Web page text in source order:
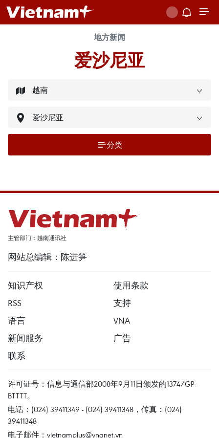
地方新闻
爱沙尼亚
分类
主管部门：越南通讯社
网站总编辑：陈进笋
知识产权
使用条款
RSS
支持
语言
VNA
新闻服务
广告
联系
许可证号：信息与通信部2008年9月11日颁发的1374/GP-
BTTTT。
电话：(024) 39411349 - (024) 39411348，传真：(024)
39411348
电子邮件： vietnamplus@vnanet.vn